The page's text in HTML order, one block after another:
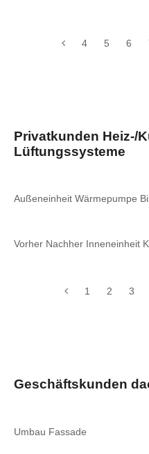
4 5 6
Privatkunden Heiz-/
Lüftungssysteme
Außeneinheit Wärmepumpe
Vorher Nachher Inneneinheit
1 2 3
Geschäftskunden
Umbau Fassade